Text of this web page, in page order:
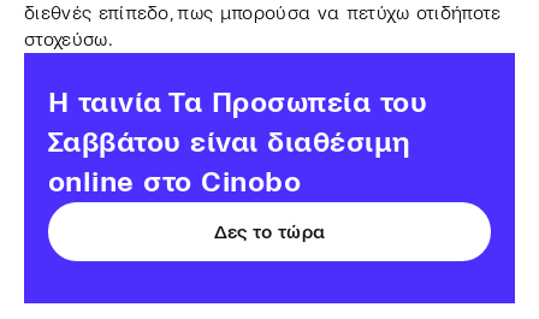
διεθνές επίπεδο, πως μπορούσα να πετύχω οτιδήποτε
στοχεύσω.
H ταινία Τα Προσωπεία του
Σαββάτου είναι διαθέσιμη
online στο Cinobo
Δες το τώρα